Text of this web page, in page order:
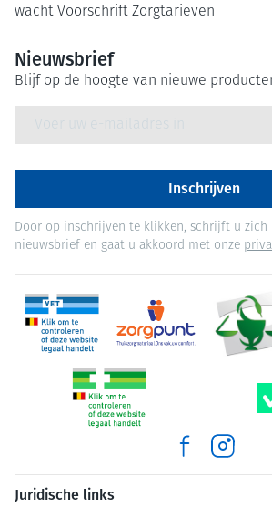
wacht Voorschrift Zorgtarieven
Nieuwsbrief
Blijf op de hoogte van nieuwe
Inschrijven
Door op inschrijven te klikken, schrijft u zich
nieuwsbrief en gaat u akkoord met onze
Juridische links